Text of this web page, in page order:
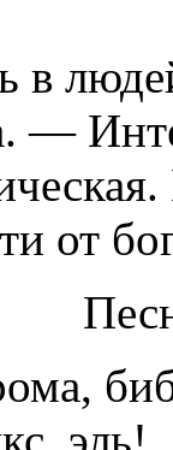
—
от
эль!